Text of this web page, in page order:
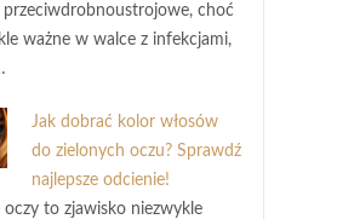
przeciwdrobnoustrojowe, choć
ważne w walce z infekcjami,
Jak dobrać kolor włosów
do zielonych oczu? Sprawdź
najlepsze odcienie!
oczy to zjawisko niezwykle